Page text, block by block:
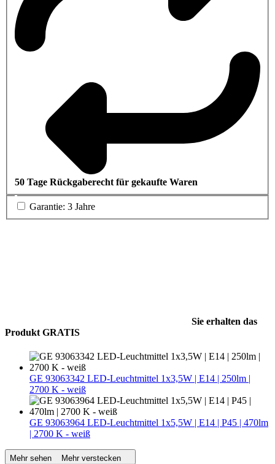
50 Tage Rückgaberecht für gekaufte Waren
Garantie: 3 Jahre
Sie erhalten das
Produkt GRATIS
GE 93063342 LED-Leuchtmittel 1x3,5W | E14 | 250lm |
2700 K - weiß
GE 93063964 LED-Leuchtmittel 1x5,5W | E14 | P45 | 470lm
| 2700 K - weiß
Mehr sehen Mehr verstecken